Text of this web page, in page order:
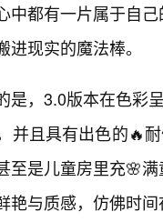
都有一片属于自己
现实的魔法棒。
是，3.0版本在色彩
并且具有出色的🔥
至是儿童房里充🌸
艳与质感，仿佛时间